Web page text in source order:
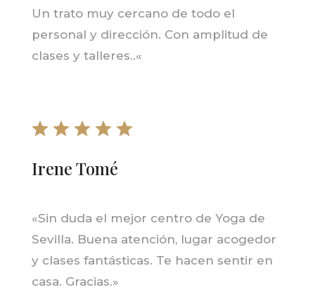
Un trato muy cercano de todo el
personal y dirección. Con amplitud de
clases y talleres..«
Irene Tomé
«Sin duda el mejor centro de Yoga de
Sevilla. Buena atención, lugar acogedor
y clases fantásticas. Te hacen sentir en
casa. Gracias.»